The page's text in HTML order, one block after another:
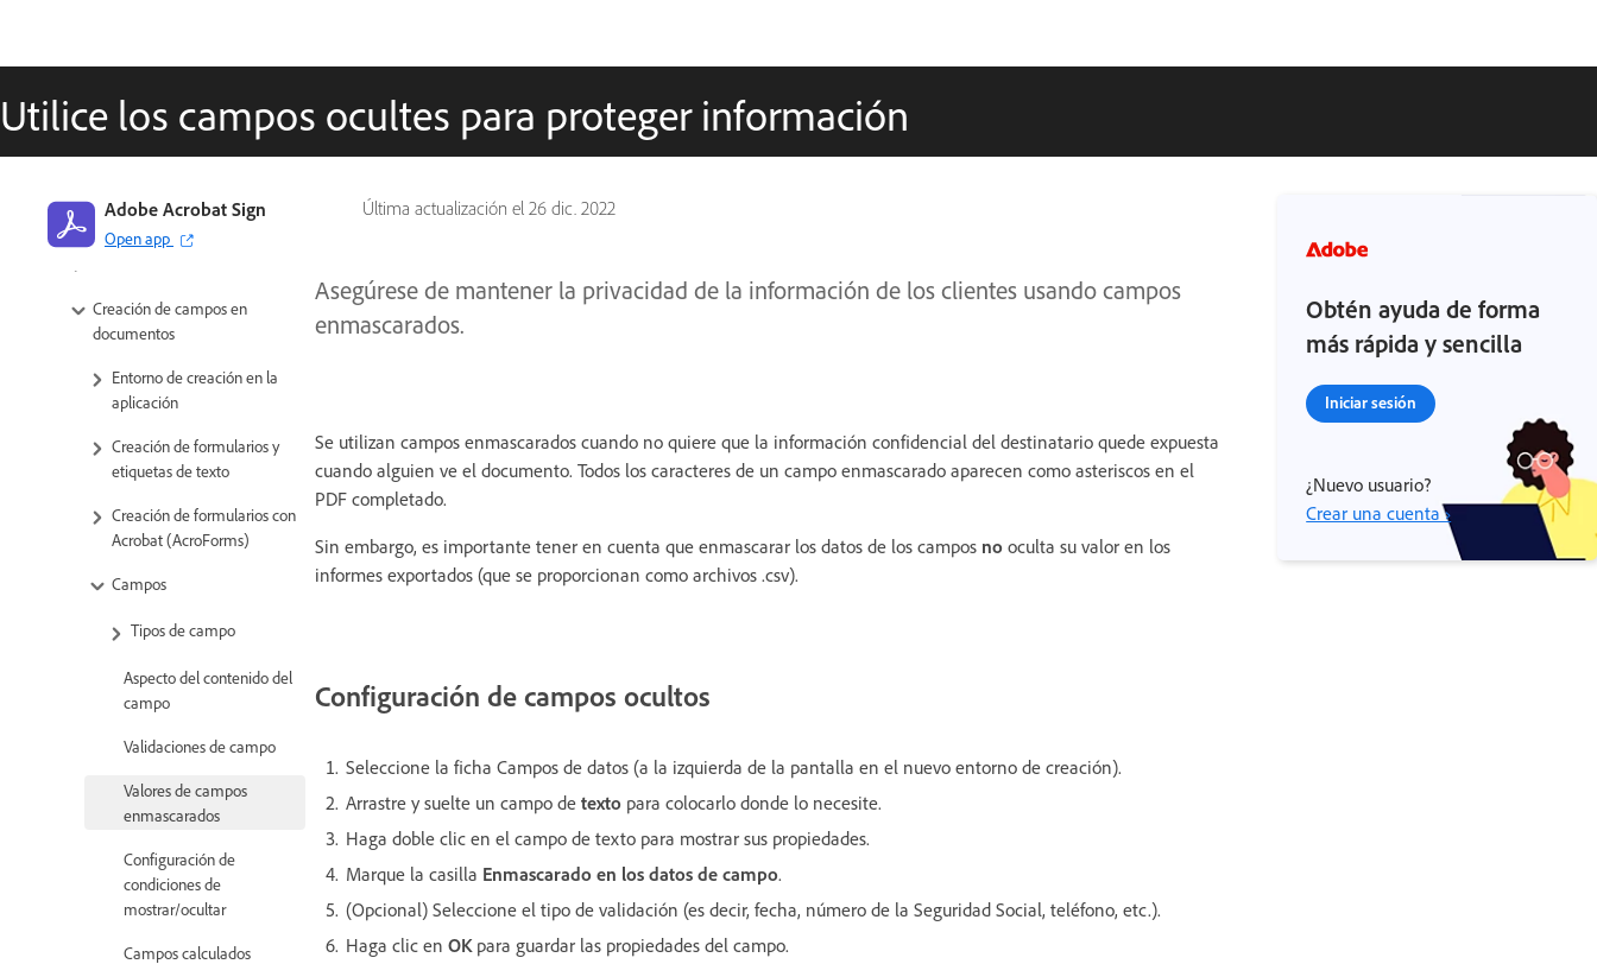
Utilice los campos ocultes para proteger información
Última actualización el 26 dic. 2022
Adobe Acrobat Sign
Open app
Libreta de direcciones
Opciones de destinatario
Creación de campos en
documentos
Entorno de creación en la
aplicación
Creación de formularios y
etiquetas de texto
Creación de formularios con
Acrobat (AcroForms)
Campos
Tipos de campo
Aspecto del contenido del
campo
Validaciones de campo
Valores de campos
enmascarados
Configuración de
condiciones de
mostrar/ocultar
Campos calculados
Asegúrese de mantener la privacidad de la información de los clientes usando campos
enmascarados.
Se utilizan campos enmascarados cuando no quiere que la información confidencial del destinatario quede expuesta
cuando alguien ve el documento. Todos los caracteres de un campo enmascarado aparecen como asteriscos en el
PDF completado.
Sin embargo, es importante tener en cuenta que enmascarar los datos de los campos no oculta su valor en los
informes exportados (que se proporcionan como archivos .csv).
Configuración de campos ocultos
Seleccione la ficha Campos de datos (a la izquierda de la pantalla en el nuevo entorno de creación).
Arrastre y suelte un campo de texto para colocarlo donde lo necesite.
Haga doble clic en el campo de texto para mostrar sus propiedades.
Marque la casilla Enmascarado en los datos de campo.
(Opcional) Seleccione el tipo de validación (es decir, fecha, número de la Seguridad Social, teléfono, etc.).
Haga clic en OKpara guardar las propiedades del campo.
Obtén ayuda de forma
más rápida y sencilla
Iniciar sesión
¿Nuevo usuario?
Crear una cuenta ›